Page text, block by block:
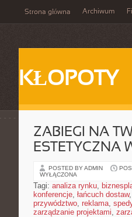
Strona główna Archiwum
KŁOPOTY
ZABIEGI NA
ESTETYCZNA
POSTED BY ADMIN
WYŁĄCZONA
Tagi: analiza rynku,
konferencje, łańcuch dostaw,
przywództwo, reklama,
zarządzanie projektami,